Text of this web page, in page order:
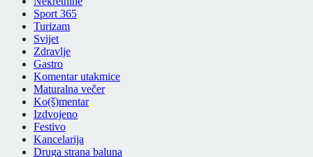
Sport 365
Turizam
Svijet
Zdravlje
Gastro
Komentar utakmice
Maturalna večer
Ko(š)mentar
Izdvojeno
Festivo
Kancelarija
Druga strana baluna